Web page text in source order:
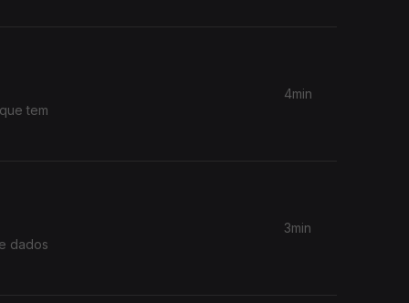
tem
4min
dados
3min